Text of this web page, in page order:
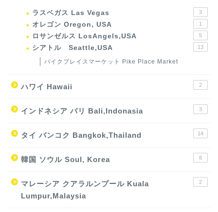
ラスベガス Las Vegas 3
オレゴン Oregon, USA 1
ロサンゼルス LosAngels,USA 5
シアトル Seattle,USA 13
パイクプレイスマーケット Pike Place Market
ハワイ Hawaii 2
インドネシア バリ Bali,Indonasia 3
タイ バンコク Bangkok,Thailand 14
韓国 ソウル Soul, Korea 8
マレーシア クアラルンプール Kuala
Lumpur,Malaysia
2